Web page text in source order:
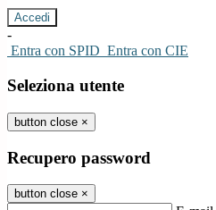
-
Entra con SPID Entra con CIE
Seleziona utente
button close ×
Recupero password
button close ×